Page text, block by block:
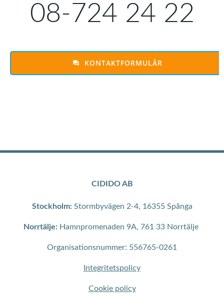
08-724 24 22
KONTAKTFORMULÄR
CIDIDO AB
Stockholm: Stormbyvägen 2-4, 16355 Spånga
Norrtälje: Hamnpromenaden 9A, 761 33 Norrtälje
Organisationsnummer: 556765-0261
Integritetspolicy
Cookie policy